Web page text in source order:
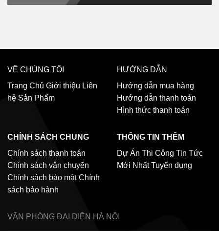
VỀ CHÚNG TÔI
Trang Chủ Giới thiệu Liên
hệ Sản Phẩm
HƯỚNG DẪN
Hướng dẫn mua hàng
Hướng dẫn thanh toán
Hình thức thanh toán
CHÍNH SÁCH CHUNG
Chính sách thanh toán
Chính sách vận chuyển
Chính sách bảo mật Chính
sách bảo hành
THÔNG TIN THÊM
Dự Án Thi Công Tin Tức
Mới Nhất Tuyển dụng
VĂN PHÒNG ĐẠI DIỆN HÀ NỘI